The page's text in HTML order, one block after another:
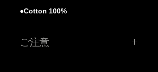
●Cotton 100%
ご注意